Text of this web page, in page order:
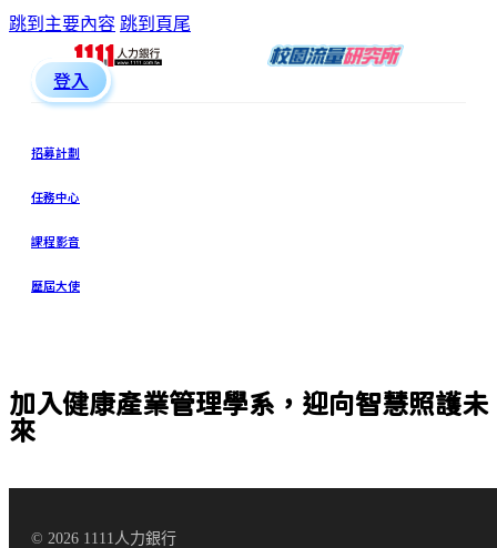
跳到主要內容 跳到頁尾
登入
招募計劃
任務中心
課程影音
歷屆大使
加入健康產業管理學系，迎向智慧照護未
來
© 2026 1111人力銀行